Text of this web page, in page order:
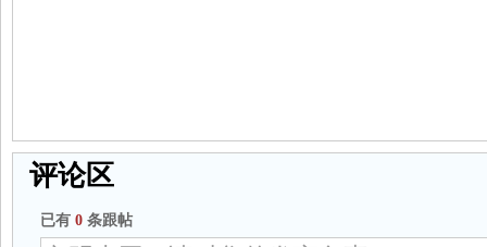
评论区
已有 0 条跟帖